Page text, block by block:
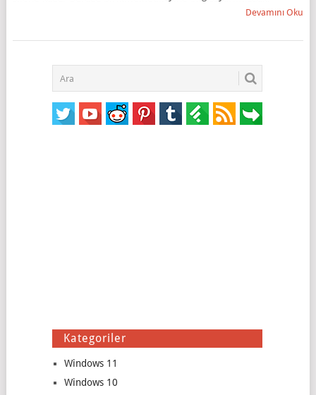
Devamını Oku
Kategoriler
Windows 11
Windows 10